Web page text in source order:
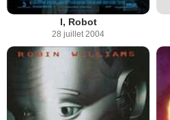
I, Robot
28 juillet 2004